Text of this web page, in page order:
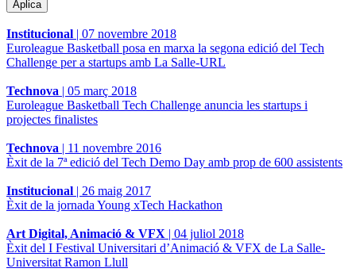
Institucional | 07 novembre 2018
Euroleague Basketball posa en marxa la segona edició del Tech
Challenge per a startups amb La Salle-URL
Technova | 05 març 2018
Euroleague Basketball Tech Challenge anuncia les startups i
projectes finalistes
Technova | 11 novembre 2016
Èxit de la 7ª edició del Tech Demo Day amb prop de 600 assistents
Institucional | 26 maig 2017
Èxit de la jornada Young xTech Hackathon
Art Digital, Animació & VFX | 04 juliol 2018
Èxit del I Festival Universitari d’Animació & VFX de La Salle-
Universitat Ramon Llull